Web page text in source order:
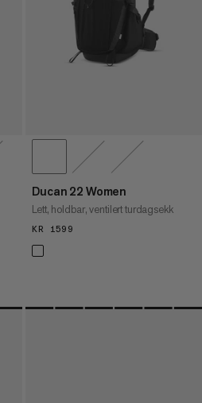
Ducan 22 Women
Lett, holdbar, ventilert turdagsekk
KR 1599